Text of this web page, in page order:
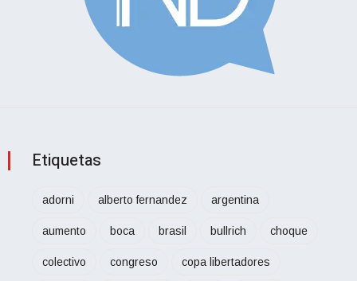
Etiquetas
adorni alberto fernandez argentina
aumento boca brasil bullrich choque
colectivo congreso copa libertadores